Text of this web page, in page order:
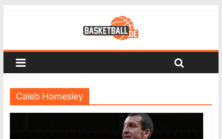
Caleb Homesley